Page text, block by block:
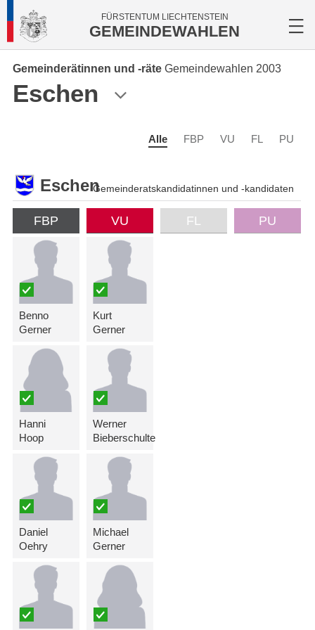
FÜRSTENTUM LIECHTENSTEIN
GEMEINDEWAHLEN
Gemeinderätinnen und -räte Gemeindewahlen 2003
Eschen
Alle FBP VU FL PU
EschenGemeinderatskandidatinnen und -kandidaten
FBP
Benno
Gerner
Hanni
Hoop
Daniel
Oehry
VU
Kurt
Gerner
Werner
Bieberschulte
Michael
Gerner
FL PU